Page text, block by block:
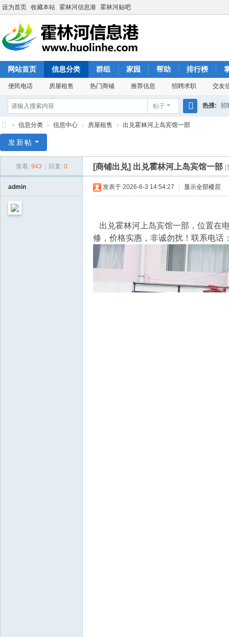
设为首页 收藏本站 霍林河信息港 霍林河贴吧
网站首页 信息分类 群组 家园 帮助 排行榜
便民电话 房屋租售 热门商铺 推荐信息 招聘求职 交友
帖子
搜
热搜: 招
林
» 信息分类 › 信息中心 › 房屋租售 › 出兑霍林河上岛宾馆一部
发新帖
查看: 943 回复: 0 [商铺出兑] 出兑霍林河上岛宾馆一部 [
admin 发表于 2026-6-3 14:54:27 显示全部楼层
出兑霍林河上岛宾馆一部，位置在
修，价格实惠，非诚勿扰！联系电话